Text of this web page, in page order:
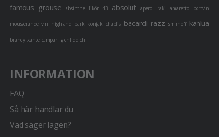
famous grouse absinthe likör 43 absolut aperol raki amaretto portvin
mousserande vin highland park konjak chablis bacardi razz smirnoff kahlua
brandy xante campari glenfiddich
INFORMATION
FAQ
Så här handlar du
Vad säger lagen?